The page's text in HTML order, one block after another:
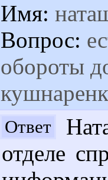
Имя:
Вопрос:
обороты
Ответ
отделе